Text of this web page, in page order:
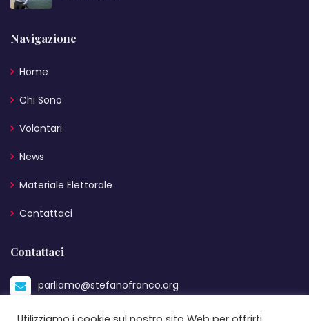
Navigazione
Home
Chi Sono
Volontari
News
Materiale Elettorale
Contattaci
Contattaci
parliamo@stefanofranco.org
+39 333 2608148